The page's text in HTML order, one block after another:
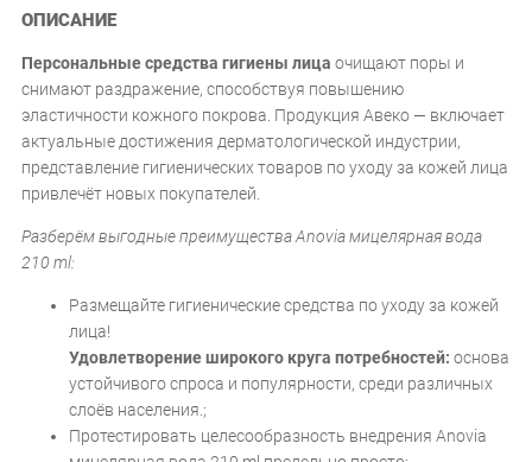
ОПИСАНИЕ
Персональные средства гигиены лица очищают поры и
снимают раздражение, способствуя повышению
эластичности кожного покрова. Продукция Авеко — включает
актуальные достижения дерматологической индустрии,
представление гигиенических товаров по уходу за кожей лица
привлечёт новых покупателей.
Разберём выгодные преимущества Anovia мицелярная вода
210 ml:
Размещайте гигиенические средства по уходу за кожей
лица!
Удовлетворение широкого круга потребностей: основа
устойчивого спроса и популярности, среди различных
слоёв населения.;
Протестировать целесообразность внедрения Anovia